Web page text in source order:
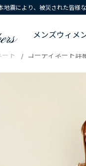
地震により、被災された皆様
メンズウィメ
ト コーディネート詳